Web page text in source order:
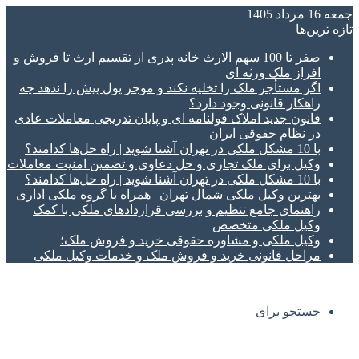
جمعه 16 مرداد 1405
تازه‌ ترین‌ها
صفر تا 100 سهم الارث خانه پدری از تقسیم ارث تا فروش و
افراز ملک ورثه ای
اگر مستأجر ملک را تخلیه نکند و موجر پول پیش را ندهد چه
راهکار قانونی وجود دارد؟
قانون جدید املاک قولنامه ای و پایان تدریجی معاملات عادی
در نظام حقوقی ایران
با 10 مشکل ملکی در تهران آشنا شوید | راه حل‌ها کدامند؟
وکیل برای ملک تجاری و حل دعاوی و تضمین امنیت معاملات
با 10 مشکل ملکی در تهران آشنا شوید | راه حل‌ها کدامند؟
بهترین وکیل ملکی شمال تهران | همراه با گروه ملکی اداری
راهنمای جامع تنظیم و بررسی قراردادهای ملکی با کمک
وکیل ملکی متخصص
وکیل ملکی و مشاوره حقوقی خرید و فروش ملک؛
مراحل قانونی خرید و فروش ملک و خدمات وکیل ملکی
جستجو برای